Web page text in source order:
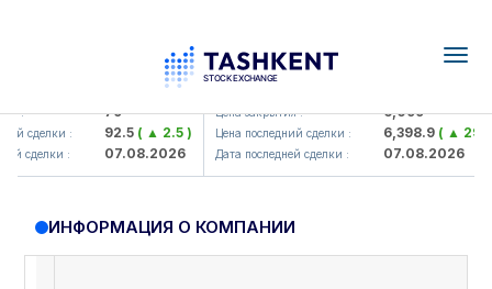
: 79
сделки : 92.5( ▲ 2.5 )
сделки : 07.08.2026
UZMK (<O'zmetkombinat> AJ)
Цена закрытия : 6,099
Цена последний сделки : 6,398.9( ▲
Дата последней сделки : 07.08.2026
ИНФОРМАЦИЯ О КОМПАНИИ